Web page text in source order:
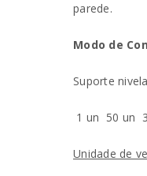
NOVA CONTA
parede.
Modo de
Suporte
1 un 50 un
Unidade de